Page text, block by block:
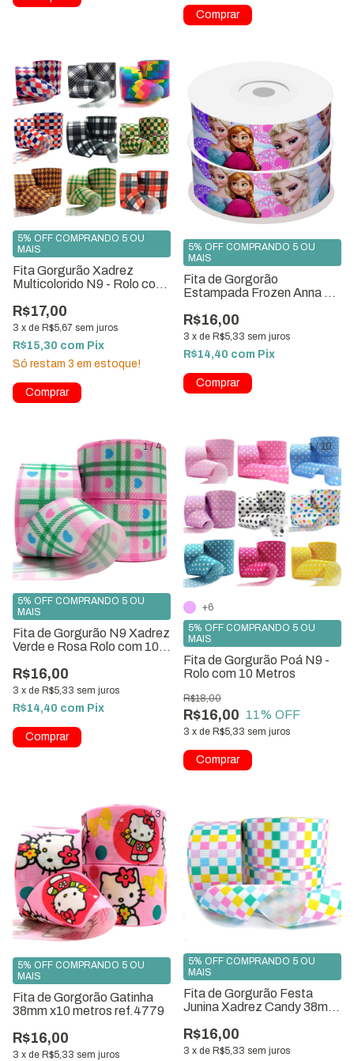
1/10
Fita Gorgurão Xadrez
Multicolorido N9 - Rolo com
R$17,00
3 x de R$5,67 sem juros
5% OFF COMPRANDO 5 OU
MAIS
R$15,30 com Pix
Só restam 3 em estoque!
Comprar
Fita de Gorgorão
Estampada Frozen Anna e
G38
R$16,00
3 x de R$5,33 sem juros
5% OFF COMPRANDO 5 OU
MAIS
R$14,40 com Pix
1/4
Fita de Gorgurão N9 Xadrez
Verde e Rosa Rolo com 10
R$16,00
3 x de R$5,33 sem juros
5% OFF COMPRANDO 5 OU
MAIS
R$14,40 com Pix
1/10
Fita de Gorgurão Poá N9 -
Rolo com 10 Metros
R$16,00
R$18,00
11% OFF
3 x de R$5,33 sem juros
5% OFF COMPRANDO 5 OU
MAIS
+6
Comprar
1/3
Fita de Gorgorão Gatinha
38mm x10 metros ref.4779
R$16,00
3 x de R$5,33 sem juros
5% OFF COMPRANDO 5 OU
MAIS
Fita de Gorgurão Festa
Junina Xadrez Candy 38mm
R$16,00
3 x de R$5,33 sem juros
5% OFF COMPRANDO 5 OU
MAIS